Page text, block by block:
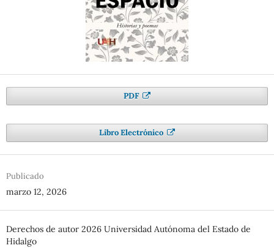
PDF
Libro Electrónico
Publicado
marzo 12, 2026
Derechos de autor 2026 Universidad Autónoma del Estado de
Hidalgo